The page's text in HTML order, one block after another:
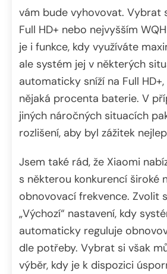
vám bude vyhovovat. Vybrat
Full HD+ nebo nejvyšším
je i funkce, kdy využíváte
ale systém jej v některých
automaticky sníží na Full
nějaká procenta baterie. V
jiných náročných situacích
rozlišení, aby byl zážitek
Jsem také rád, že Xiaomi
s některou konkurencí široké
obnovovací frekvence. Zvolit
„Výchozí“ nastavení, kdy
automaticky reguluje
dle potřeby. Vybrat si však
výběr, kdy je k dispozici